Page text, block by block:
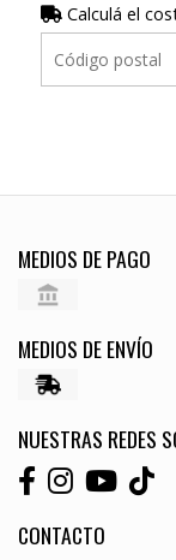
Calculá el
MEDIOS DE PAGO
MEDIOS DE ENVÍO
NUESTRAS REDES
CONTACTO